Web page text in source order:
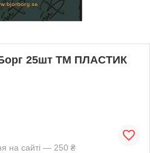
Борг 25шт ТМ ПЛАСТИК
на сайті — 250 ₴